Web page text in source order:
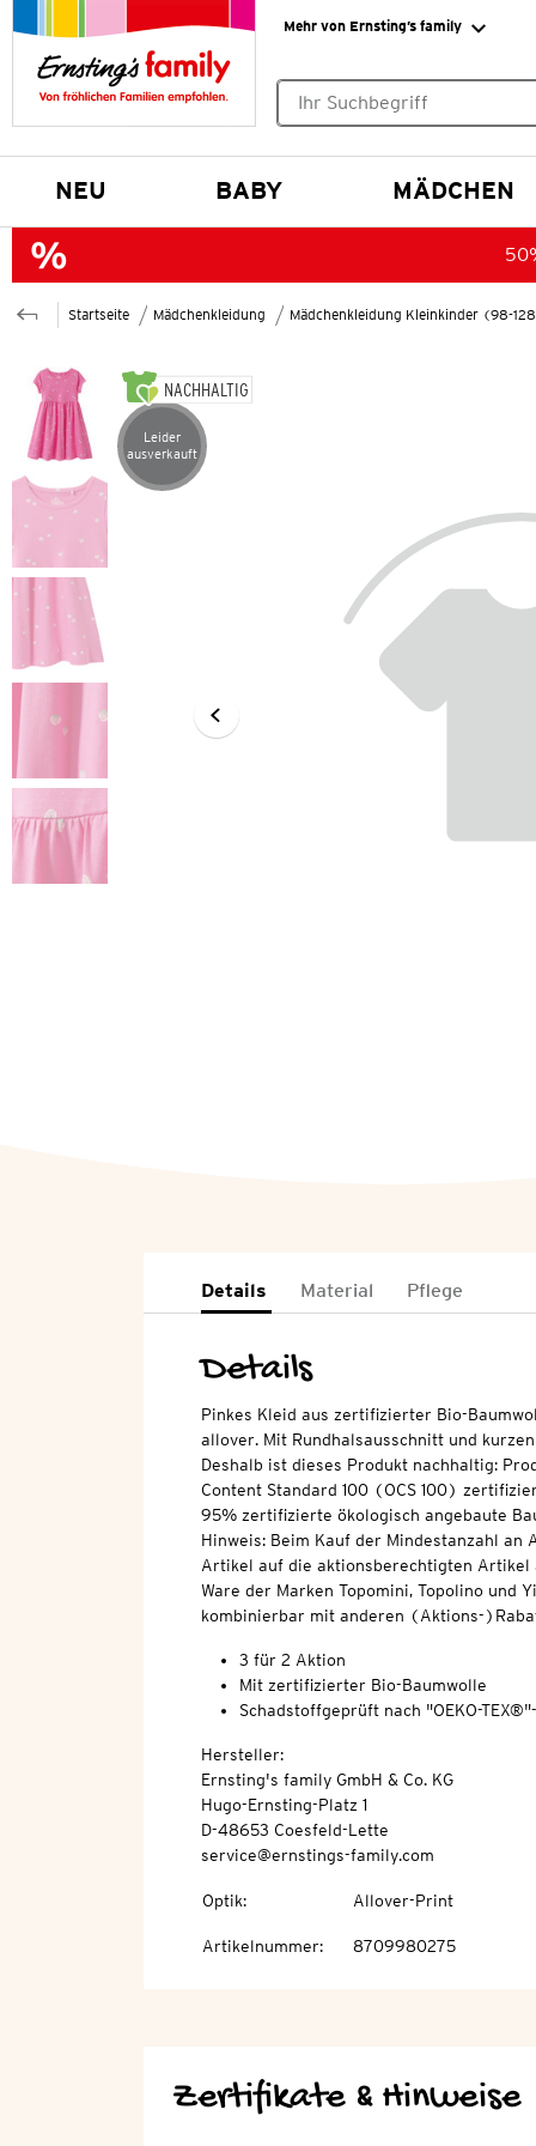
Mehr von Ernsting’s family
NEU BABY MÄDCHEN
Startseite Mädchenkleidung Mädchenkleidung Kleinkinder (98-
NACHHALTIG
Artikel leider ausverkauft
Leider
ausverkauft
Details Material Pflege
Details
Pinkes Kleid aus zertifizierter Bio-
allover. Mit Rundhalsausschnitt und
Deshalb ist dieses Produkt nachhaltig:
Content Standard 100 (OCS 100)
95% zertifizierte ökologisch angebaute
Hinweis: Beim Kauf der Mindestanzahl
Artikel auf die aktionsberechtigten
Ware der Marken Topomini, Topolino und
kombinierbar mit anderen (Aktions-
3 für 2 Aktion
Mit zertifizierter Bio-Baumwolle
Schadstoffgeprüft nach "OEKO-
Hersteller:
Ernsting's family GmbH & Co. KG
Hugo-Ernsting-Platz 1
D-48653 Coesfeld-Lette
service@ernstings-family.com
Optik: Allover-Print
Artikelnummer: 8709980275
Zertifikate & Hinweise